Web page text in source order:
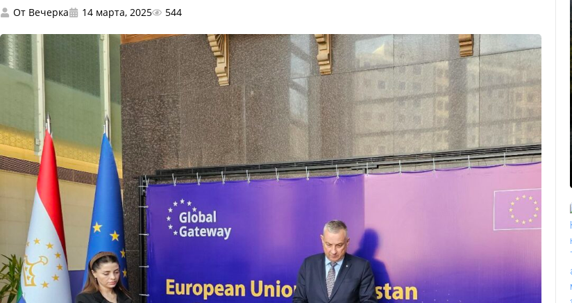
От Вечерка 14 марта, 2025 544